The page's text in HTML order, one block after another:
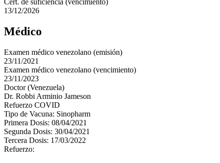
Cert. de suficiencia (vencimiento)
13/12/2026
Médico
Examen médico venezolano (emisión)
23/11/2021
Examen médico venezolano (vencimiento)
23/11/2023
Doctor (Venezuela)
Dr. Robbi Arminio Jameson
Refuerzo COVID
Tipo de Vacuna: Sinopharm
Primera Dosis: 08/04/2021
Segunda Dosis: 30/04/2021
Tercera Dosis: 17/03/2022
Refuerzo: